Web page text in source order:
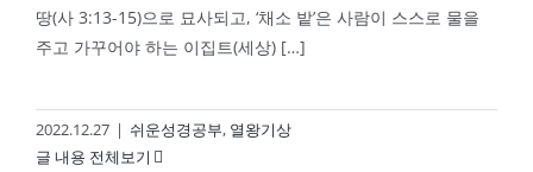
땅(사 3:13-15)으로 묘사되고, ‘채소 밭’은 사람이 스스로 물을
주고 가꾸어야 하는 이집트(세상) […]
2022.12.27 | 쉬운성경공부, 열왕기상
글 내용 전체보기